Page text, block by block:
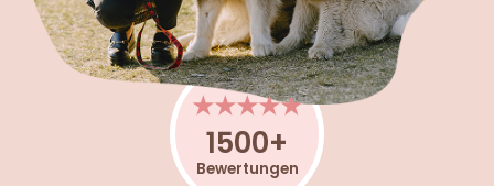
★★★★★
1500+
Bewertungen